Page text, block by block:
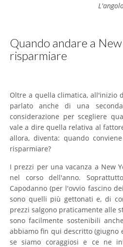
Quando andare a
risparmiare
Oltre a quella climatica, all'inizio
parlato anche di una
considerazione per scegliere
vale a dire quella relativa al
allora, diventa: quando
risparmiare?
I prezzi per una vacanza a New
nel corso dell'anno.
Capodanno (per l'ovvio fascino
sono quelli più gettonati e, di
prezzi salgono praticamente alle
sono facilmente sostenibili
abbiamo fin qui descritto (giugno
se siamo coraggiosi e ce ne